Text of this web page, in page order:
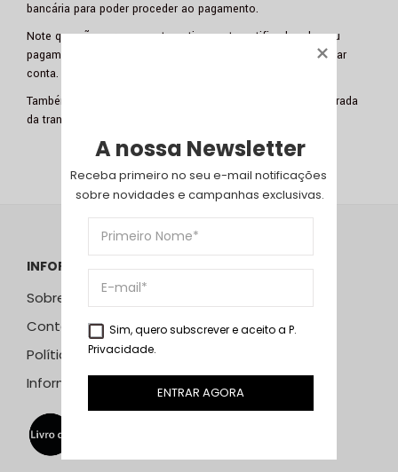
bancária para poder proceder ao pagamento.
Note que não seremos automaticamente notificados do seu
pagamento, pelo que terá de nos enviar uma mensagem a dar
conta.
Também só será dada como paga a encomenda após a entrada
da transferência na nossa conta bancária.
INFORMAÇÕES
Sobre Nós
Contactos
Política de Privacidade
Informação Resolução Litígios
A nossa Newsletter
Receba primeiro no seu e-mail notificações
sobre novidades e campanhas exclusivas.
Sim, quero subscrever e aceito a P.
Privacidade.
ENTRAR AGORA